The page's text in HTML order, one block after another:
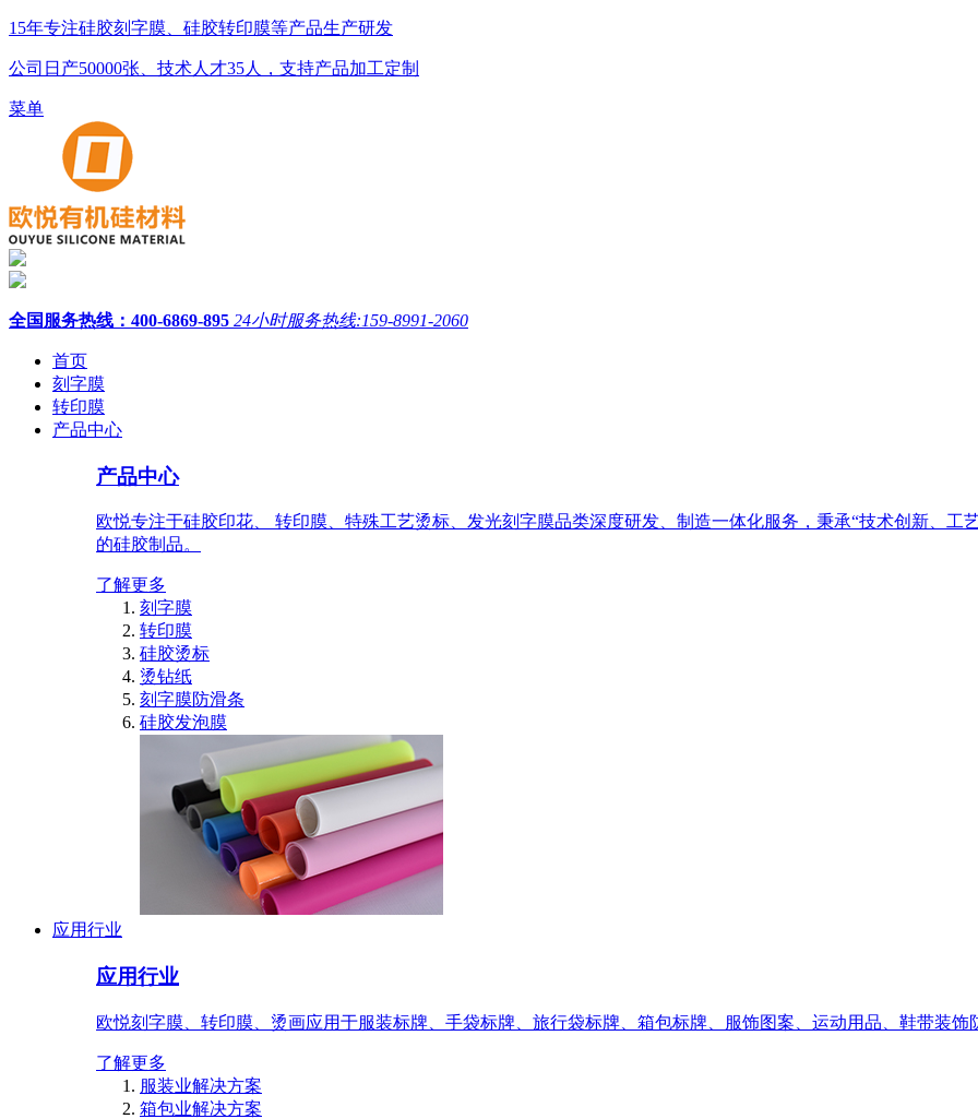
15年专注硅胶刻字膜、硅胶转印膜等产品生产研发
公司日产50000张、技术人才35人 ，支持产品加工定制
菜单
全国服务热线： 400-6869-895 24小时服务热线:159-8991-2060
首页
刻字膜
转印膜
产品中心
产品中心
欧悦专注于硅胶印花、 转印膜、特殊工艺烫标、发光刻字膜品类深度研发、制造一体化服务，秉承“技术创新、
的硅胶制品。
了解更多
刻字膜
转印膜
硅胶烫标
烫钻纸
刻字膜防滑条
硅胶发泡膜
应用行业
应用行业
欧悦刻字膜、转印膜、烫画应用于服装标牌、手袋标牌、旅行袋标牌、箱包标牌、服饰图案、运动用品、鞋带装饰
了解更多
服装业解决方案
箱包业解决方案